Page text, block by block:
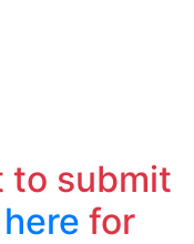
to submit
for